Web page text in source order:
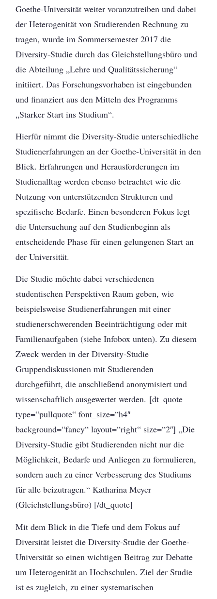
Goethe-Universität weiter voranzutreiben und dabei
der Heterogenität von Studierenden Rechnung zu
tragen, wurde im Sommersemester 2017 die
Diversity-Studie durch das Gleichstellungsbüro und
die Abteilung „Lehre und Qualitätssicherung“
initiiert. Das Forschungsvorhaben ist eingebunden
und finanziert aus den Mitteln des Programms
„Starker Start ins Studium“.
Hierfür nimmt die Diversity-Studie unterschiedliche
Studienerfahrungen an der Goethe-Universität in den
Blick. Erfahrungen und Herausforderungen im
Studienalltag werden ebenso betrachtet wie die
Nutzung von unterstützenden Strukturen und
spezifische Bedarfe. Einen besonderen Fokus legt
die Untersuchung auf den Studienbeginn als
entscheidende Phase für einen gelungenen Start an
der Universität.
Die Studie möchte dabei verschiedenen
studentischen Perspektiven Raum geben, wie
beispielsweise Studienerfahrungen mit einer
studienerschwerenden Beeinträchtigung oder mit
Familienaufgaben (siehe Infobox unten). Zu diesem
Zweck werden in der Diversity-Studie
Gruppendiskussionen mit Studierenden
durchgeführt, die anschließend anonymisiert und
wissenschaftlich ausgewertet werden. [dt_quote
type=“pullquote“ font_size=“h4″
background=“fancy“ layout=“right“ size=“2″] „Die
Diversity-Studie gibt Studierenden nicht nur die
Möglichkeit, Bedarfe und Anliegen zu formulieren,
sondern auch zu einer Verbesserung des Studiums
für alle beizutragen.“ Katharina Meyer
(Gleichstellungsbüro) [/dt_quote]
Mit dem Blick in die Tiefe und dem Fokus auf
Diversität leistet die Diversity-Studie der Goethe-
Universität so einen wichtigen Beitrag zur Debatte
um Heterogenität an Hochschulen. Ziel der Studie
ist es zugleich, zu einer systematischen